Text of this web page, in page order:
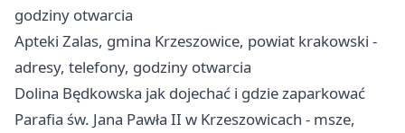
godziny otwarcia
Apteki Zalas, gmina Krzeszowice, powiat krakowski -
adresy, telefony, godziny otwarcia
Dolina Będkowska jak dojechać i gdzie zaparkować
Parafia św. Jana Pawła II w Krzeszowicach - msze,